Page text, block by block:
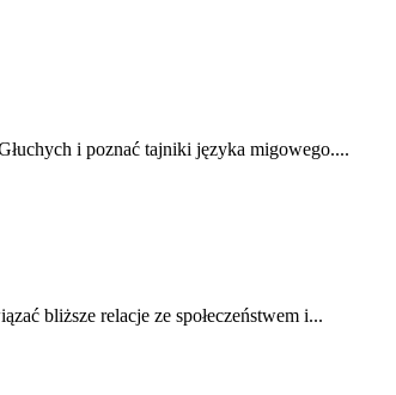
i poznać tajniki języka migowego....
bliższe relacje ze społeczeństwem i...